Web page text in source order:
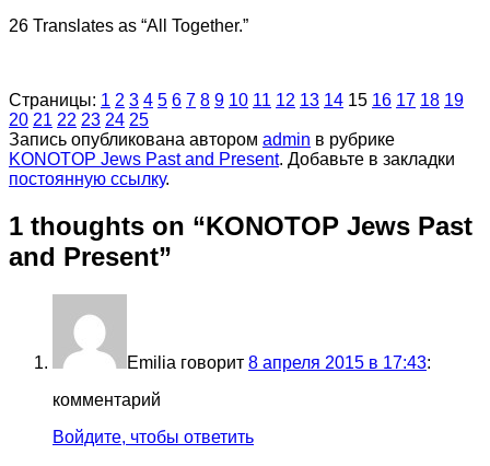
26 Translates as “All Together.”
Страницы: 1 2 3 4 5 6 7 8 9 10 11 12 13 14 15 16 17 18 19
20 21 22 23 24 25
Запись опубликована автором admin в рубрике
KONOTOP Jews Past and Present. Добавьте в закладки
постоянную ссылку.
1 thoughts on “KONOTOP Jews Past
and Present”
Emilia говорит 8 апреля 2015 в 17:43:
комментарий
Войдите, чтобы ответить